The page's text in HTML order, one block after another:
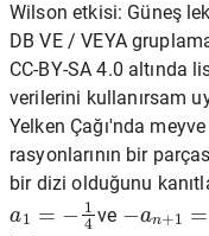
Wilson etkisi: Güneş
DB VE / VEYA
CC-BY-SA 4.0 altında
verilerini kullanırsam
Yelken Çağı'nda
rasyonlarının bir
bir dizi olduğunu
4
ve